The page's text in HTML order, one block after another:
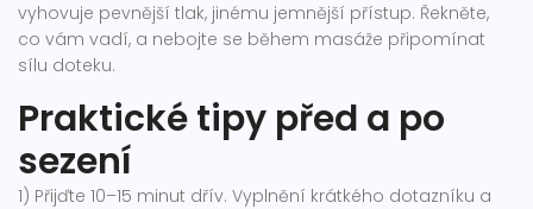
vyhovuje pevnější tlak, jinému jemnější přístup. Řekněte,
co vám vadí, a nebojte se během masáže připomínat
sílu doteku.
Praktické tipy před a po
sezení
1) Přijďte 10–15 minut dřív. Vyplnění krátkého dotazníku a